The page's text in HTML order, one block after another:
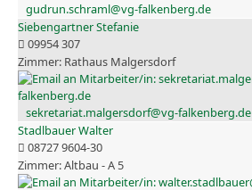
gudrun.schraml@vg-falkenberg.de
Siebengartner Stefanie
09954 307
Rathaus Malgersdorf
sekretariat.malgersdorf@vg-falkenberg.de
Stadlbauer Walter
08727 9604-30
Altbau - A 5